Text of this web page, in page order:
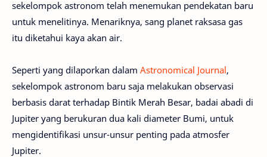
sekelompok astronom telah menemukan pendekatan baru
untuk menelitinya. Menariknya, sang planet raksasa gas
itu diketahui kaya akan air.
Seperti yang dilaporkan dalam Astronomical Journal,
sekelompok astronom baru saja melakukan observasi
berbasis darat terhadap Bintik Merah Besar, badai abadi di
Jupiter yang berukuran dua kali diameter Bumi, untuk
mengidentifikasi unsur-unsur penting pada atmosfer
Jupiter.